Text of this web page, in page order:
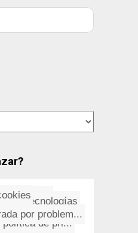
contacto
de esto
y Tecnologí­as
política de pri...
por problem...